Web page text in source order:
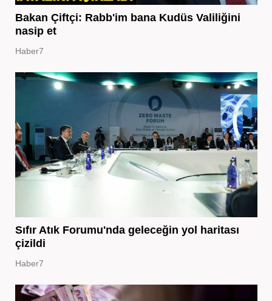
Bakan Çiftçi: Rabb'im bana Kudüs Valiliğini
nasip et
Haber7
Sıfır Atık Forumu'nda geleceğin yol haritası
çizildi
Haber7